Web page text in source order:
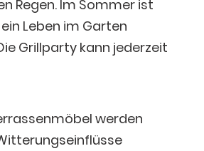
Regen. Im Sommer ist
Leben im Garten
Grillparty kann jederzeit
werden